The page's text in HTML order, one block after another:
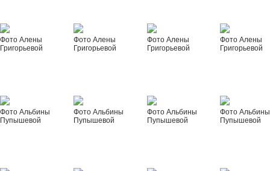
Фото Алены
Григорьевой
Фото Алены
Григорьевой
Фото Алены
Григорьевой
Фото Алены
Григорьевой
Фото Альбины
Пупышевой
Фото Альбины
Пупышевой
Фото Альбины
Пупышевой
Фото Альбины
Пупышевой